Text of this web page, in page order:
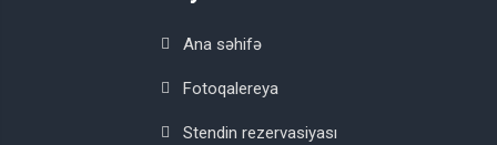
Ana səhifə
Fotoqalereya
Stendin rezervasiyası